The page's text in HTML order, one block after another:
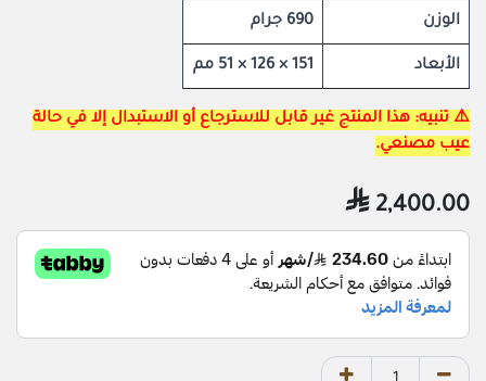
الوزن 690 جرام
الأبعاد 151 × 126 × 51 مم
⚠️ تنبيه: هذا المنتج غير قابل للاسترجاع أو الاستبدال إلا في حالة
عيب مصنعي.
2,400.00
